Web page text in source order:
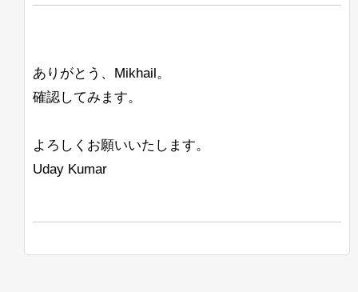
ありがとう、Mikhail。
確認してみます。
よろしくお願いいたします。
Uday Kumar